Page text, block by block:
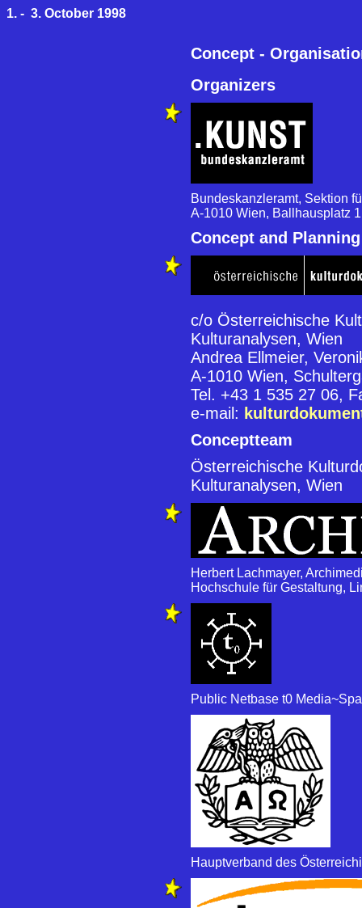
1. - 3. October 1998
Concept -
Organizers
Bundeskanzleramt, Sektion
A-1010 Wien, Ballhausplatz 1
Concept and Planning
c/o Österreichische
Kulturanalysen, Wien
Andrea Ellmeier,
A-1010 Wien,
Tel. +43 1 535 27 06,
e-mail:
Conceptteam
Österreichische
Kulturanalysen, Wien
Herbert Lachmayer,
Hochschule für Gestaltung,
Public Netbase t0
Hauptverband des